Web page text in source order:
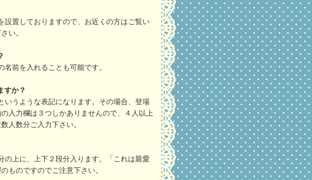
置しておりますので、お近くの方はご覧い
い。
前を入れることも可能です。
すか？
うような表記になります。その場合、登場
入力欄は３つしかありませんので、４人以上
人数分ご入力下さい。
上に、上下２段分入ります。「これは親愛
ものですのでご注意下さい。